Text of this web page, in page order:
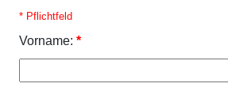
* Pflichtfeld
Vorname: *